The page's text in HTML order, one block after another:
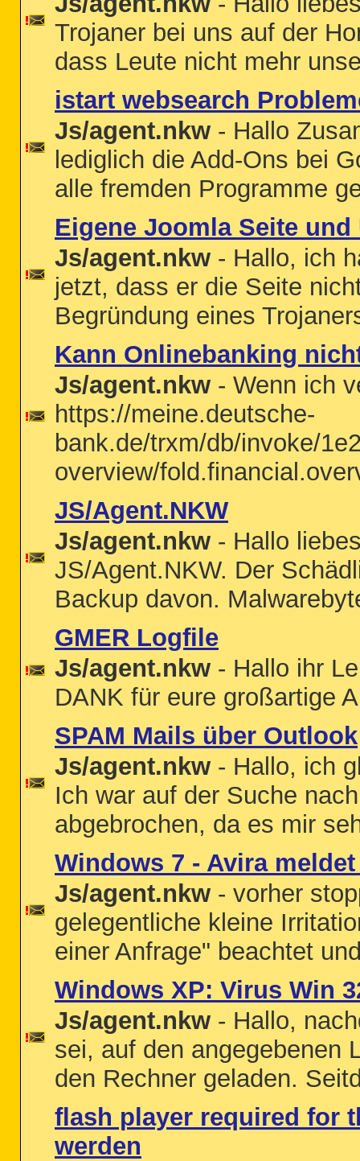
Trojaner bei uns auf der
dass Leute nicht mehr
istart websearch
Js/agent.nkw - Hallo
lediglich die Add-Ons bei
alle fremden Programme
Eigene Joomla Seite
Js/agent.nkw - Hallo, ich
jetzt, dass er die Seite
Begründung eines
Kann Onlinebanking
Js/agent.nkw - Wenn ich
https://meine.deutsche-
bank.de/trxm/db/invoke/
overview/
JS/Agent.NKW
Js/agent.nkw - Hallo
JS/Agent.NKW. Der
Backup davon.
GMER Logfile
Js/agent.nkw - Hallo ihr
DANK für eure großartige
SPAM Mails über Outlook
Js/agent.nkw - Hallo, ich
Ich war auf der Suche
abgebrochen, da es mir
Windows 7 - Avira
Js/agent.nkw - vorher
gelegentliche kleine
einer Anfrage" beachtet
Windows XP: Virus Win
Js/agent.nkw - Hallo,
sei, auf den angegebenen
den Rechner geladen.
flash player required for
werden